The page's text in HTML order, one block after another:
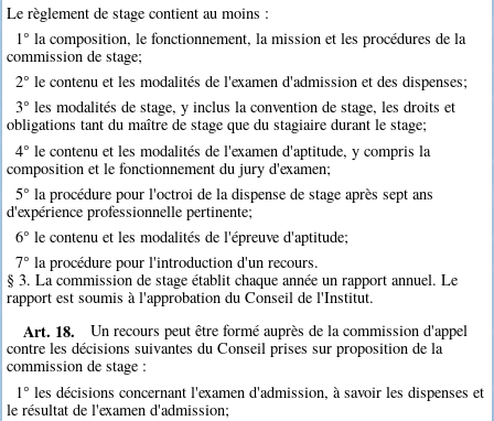
Le règlement de stage contient au moins :
1° la composition, le fonctionnement, la mission et les procédures de la
commission de stage;
2° le contenu et les modalités de l'examen d'admission et des dispenses;
3° les modalités de stage, y inclus la convention de stage, les droits et
obligations tant du maître de stage que du stagiaire durant le stage;
4° le contenu et les modalités de l'examen d'aptitude, y compris la
composition et le fonctionnement du jury d'examen;
5° la procédure pour l'octroi de la dispense de stage après sept ans
d'expérience professionnelle pertinente;
6° le contenu et les modalités de l'épreuve d'aptitude;
7° la procédure pour l'introduction d'un recours.
§ 3. La commission de stage établit chaque année un rapport annuel. Le
rapport est soumis à l'approbation du Conseil de l'Institut.
Art. 18.
Un recours peut être formé auprès de la commission d'appel
contre les décisions suivantes du Conseil prises sur proposition de la
commission de stage :
1° les décisions concernant l'examen d'admission, à savoir les dispenses et
le résultat de l'examen d'admission;